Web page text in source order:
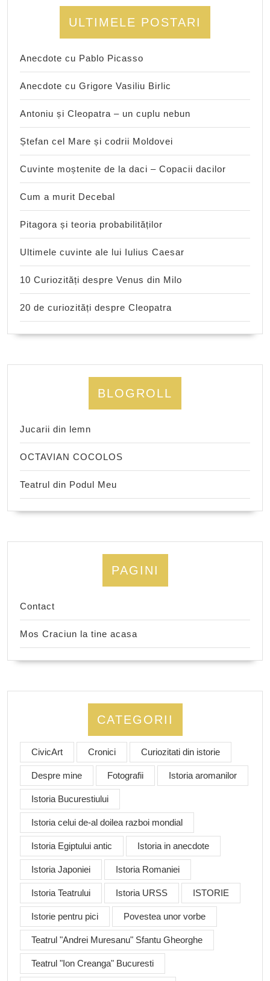
ULTIMELE POSTARI
Anecdote cu Pablo Picasso
Anecdote cu Grigore Vasiliu Birlic
Antoniu și Cleopatra – un cuplu nebun
Ștefan cel Mare și codrii Moldovei
Cuvinte moștenite de la daci – Copacii dacilor
Cum a murit Decebal
Pitagora și teoria probabilităților
Ultimele cuvinte ale lui Iulius Caesar
10 Curiozități despre Venus din Milo
20 de curiozități despre Cleopatra
BLOGROLL
Jucarii din lemn
OCTAVIAN COCOLOS
Teatrul din Podul Meu
PAGINI
Contact
Mos Craciun la tine acasa
CATEGORII
CivicArt Cronici Curiozitati din istorie
Despre mine Fotografii Istoria aromanilor
Istoria Bucurestiului
Istoria celui de-al doilea razboi mondial
Istoria Egiptului antic Istoria in anecdote
Istoria Japoniei Istoria Romaniei
Istoria Teatrului Istoria URSS ISTORIE
Istorie pentru pici Povestea unor vorbe
Teatrul "Andrei Muresanu" Sfantu Gheorghe
Teatrul "Ion Creanga" Bucuresti